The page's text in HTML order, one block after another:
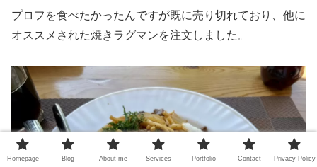
プロフを食べたかったんですが既に売り切れており、他に
オススメされた焼きラグマンを注文しました。
Homepage Blog About me Services Portfolio Contact Privacy Policy